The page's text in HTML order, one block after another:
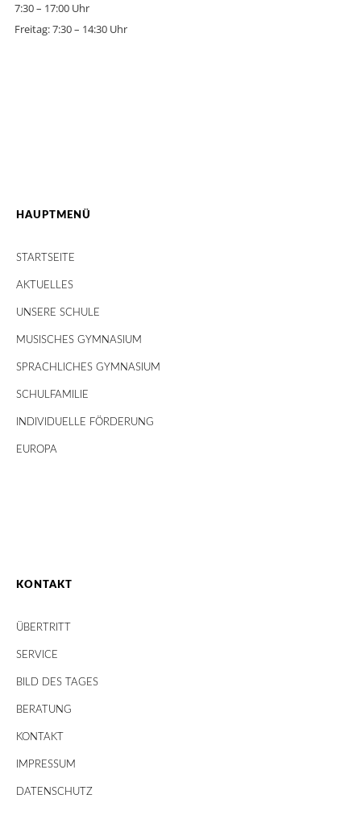
7:30 – 17:00 Uhr
Freitag: 7:30 – 14:30 Uhr
HAUPTMENÜ
STARTSEITE
AKTUELLES
UNSERE SCHULE
MUSISCHES GYMNASIUM
SPRACHLICHES GYMNASIUM
SCHULFAMILIE
INDIVIDUELLE FÖRDERUNG
EUROPA
KONTAKT
ÜBERTRITT
SERVICE
BILD DES TAGES
BERATUNG
KONTAKT
IMPRESSUM
DATENSCHUTZ